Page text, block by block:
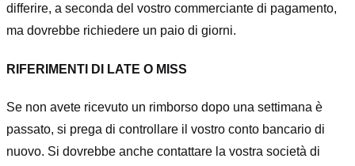
differire, a seconda del vostro commerciante di pagamento,
ma dovrebbe richiedere un paio di giorni.
RIFERIMENTI DI LATE O MISS
Se non avete ricevuto un rimborso dopo una settimana è
passato, si prega di controllare il vostro conto bancario di
nuovo. Si dovrebbe anche contattare la vostra società di